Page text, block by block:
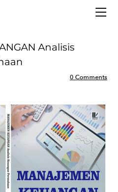
Analisis
0 Comments